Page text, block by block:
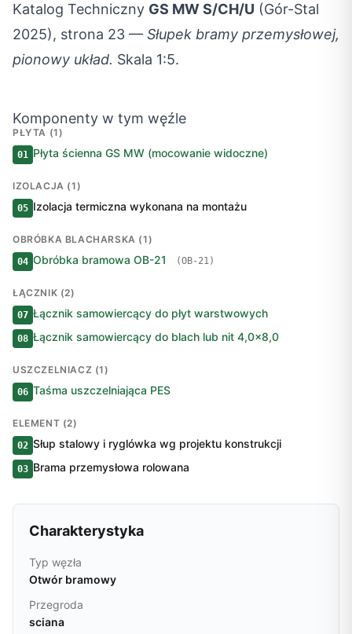
Katalog Techniczny GS MW S/CH/U (Gór-Stal
2025), strona 23 — Słupek bramy przemysłowej,
pionowy układ. Skala 1:5.
Komponenty w tym węźle
PŁYTA (1)
01 Płyta ścienna GS MW (mocowanie widoczne)
IZOLACJA (1)
05 Izolacja termiczna wykonana na montażu
OBRÓBKA BLACHARSKA (1)
04 Obróbka bramowa OB-21 (OB-21)
ŁĄCZNIK (2)
07 Łącznik samowiercący do płyt warstwowych
08 Łącznik samowiercący do blach lub nit 4,0×8,0
USZCZELNIACZ (1)
06 Taśma uszczelniająca PES
ELEMENT (2)
02 Słup stalowy i ryglówka wg projektu konstrukcji
03 Brama przemysłowa rolowana
Charakterystyka
Typ węzła
Otwór bramowy
Przegroda
sciana